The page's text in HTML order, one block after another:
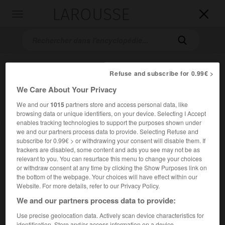


Accueil> Encyclopédie [peinture]>Gustaf Lundberg
GustafLundberg
Cet article est extrait de l'ouvrage Larousse « Dictionnaire
Peintre suédois (Stockholm 1695 – id. 1786).
Refuse and subscribe for 0.99€ >
We Care About Your Privacy
We and our1015partners store and access personal data, like
browsing data or unique identifiers, on your device. Selecting I Accept
enables tracking technologies to support the purposes shown under
we and our partners process data to provide. Selecting Refuse and
subscribe for 0.99€ > or withdrawing your consent will disable them. If
trackers are disabled, some content and ads you see may not be as
relevant to you. You can resurface this menu to change your choices
or withdraw consent at any time by clicking the Show Purposes link on
the bottom of the webpage. Your choices will have effect within our
Website. For more details, refer to our Privacy Policy.
We and our partners process data to provide:
Use precise geolocation data. Actively scan device characteristics for